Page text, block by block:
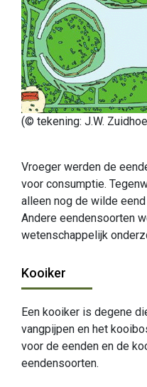
(© tekening: J.W.
Vroeger werden de
voor consumptie.
alleen nog de wilde eend
Andere eendensoorten
wetenschappelijk
Kooiker
Een kooiker is degene
vangpijpen en het
voor de eenden en de
eendensoorten.